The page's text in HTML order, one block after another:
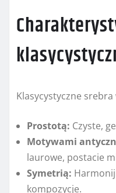
Klasycystyczne
Prostotą: Czyste,
Motywami
laurowe, postacie
Symetrią:
kompozycje.